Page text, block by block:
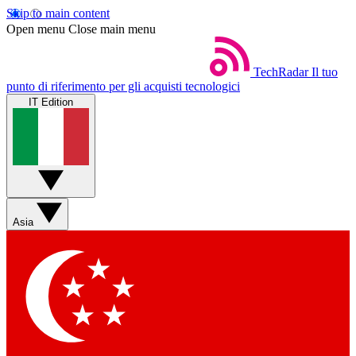
Skip to main content
Open menu Close main menu
TechRadar Il tuo
punto di riferimento per gli acquisti tecnologici
IT Edition
Asia